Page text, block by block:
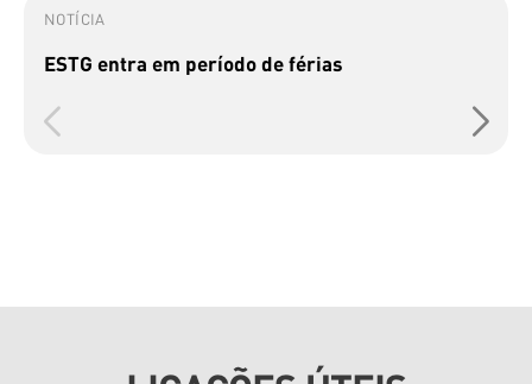
NOTÍCIA
ESTG entra em período de férias